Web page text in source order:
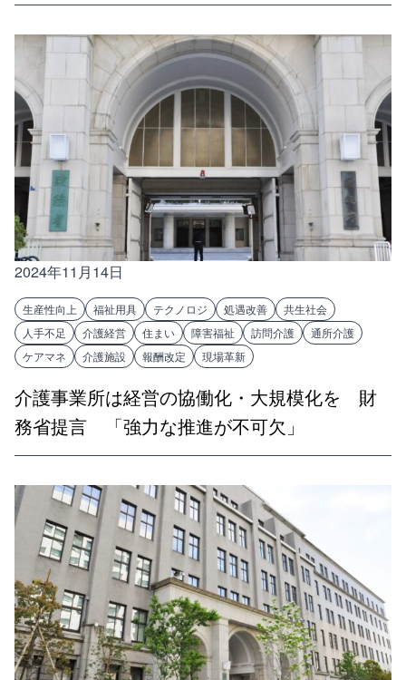
2024年11月14日
生産性向上 福祉用具 テクノロジ 処遇改善
共生社会
人手不足
介護経営 住まい 障害福祉 訪問介護
通所介護
ケアマネ
介護施設 報酬改定 現場革新
介護事業所は経営の協働化・大規模化を 財
務省提言 「強力な推進が不可欠」